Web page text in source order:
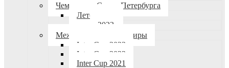
Чемпионат Санкт-Петербурга
Лето-осень
2023
Международные турниры
Inter Cup 2023
Inter Cup 2022
Inter Cup 2021